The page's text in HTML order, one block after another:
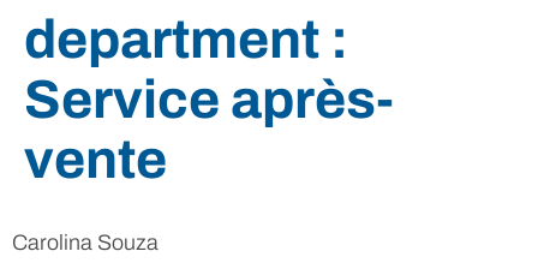
department :
Service après-
vente
Carolina Souza